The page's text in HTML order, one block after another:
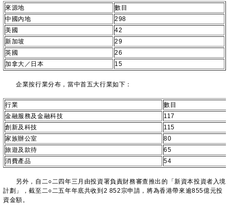
來源地
數目
中國內地
298
美國
42
新加坡
29
英國
26
加拿大／日本
15
企業按行業分布，當中首五大行業如下：
行業
數目
金融服務及金融科技
117
創新及科技
115
家族辦公室
80
旅遊及款待
65
消費產品
54
另外，自二○二四年三月由投資署負責財務審查推出的「新資本投資者入境
計劃」，截至二○二五年年底共收到2 852宗申請，將為香港帶來逾855億元投
資金額。